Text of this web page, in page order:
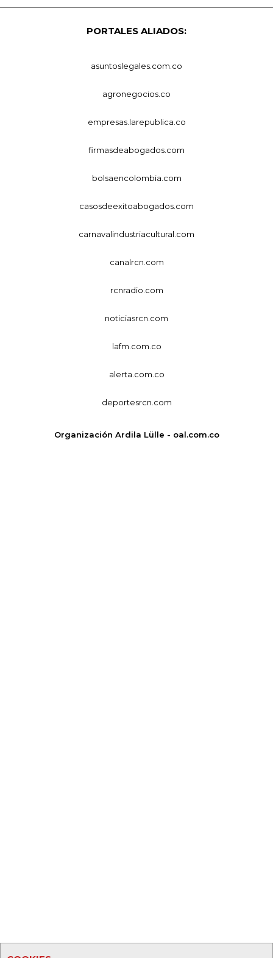
PORTALES ALIADOS:
asuntoslegales.com.co
agronegocios.co
empresas.larepublica.co
firmasdeabogados.com
bolsaencolombia.com
casosdeexitoabogados.com
carnavalindustriacultural.com
canalrcn.com
rcnradio.com
noticiasrcn.com
lafm.com.co
alerta.com.co
deportesrcn.com
Organización Ardila Lülle - oal.com.co